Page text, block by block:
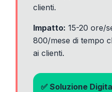
clienti.
Impatto: 15-20 ore/
800/mese di tempo
ai clienti.
✅ Soluzione